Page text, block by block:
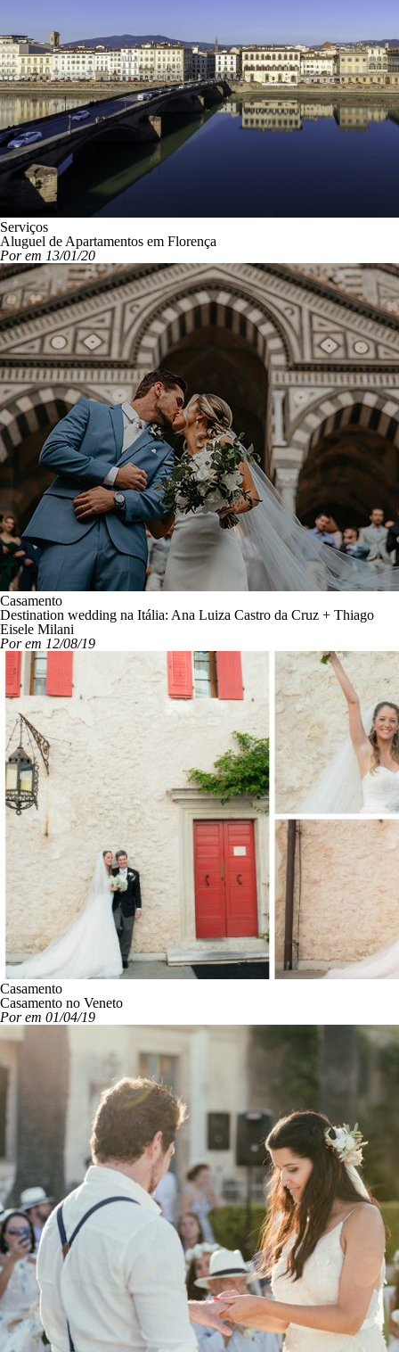
Serviços
Aluguel de Apartamentos em Florença
Por em 13/01/20
Casamento
Destination wedding na Itália: Ana Luiza Castro da Cruz + Thiago
Eisele Milani
Por em 12/08/19
Casamento
Casamento no Veneto
Por em 01/04/19